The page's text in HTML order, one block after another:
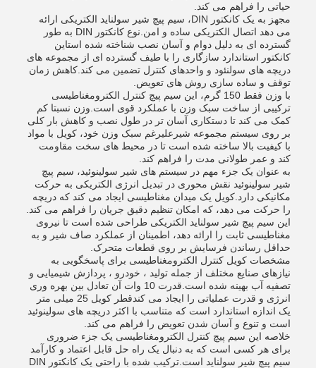
حیاتی را فراهم می کند.
مجهز به یک کانکتور DIN، سیم پیچ شیر سولناید الکتریکی ارائه
می دهد اتصال الکتریکی ساده و امن.نوع کانکتور DIN به طور
گسترده ای به دلیل دوام و آسان نصب شناخته شده استاین
کانکتور استاندارد سازگاری را با طیف گسترده ای از مجموعه های
دریچه های سولنئود و واحدهای کنترل تضمین می کند.کاهش زمان
توقف و ساده سازی روش های تعویض.
با وزن فقط 150 گرم، این سیم پیچ کنترل الکترومغناطیسی
ترکیبی از ساخت سبک وزن با عملکرد قوی است.وزن نسبتا کم
کمک می کند تا دستکاری آسان تر در طول نصب و کاهش بار کلی
بر روی سیستم مجموعه شیرعلیرغم سبک وزن خود، کویل با مواد
با کیفیت بالا ساخته شده است تا در محیط های سخت مقاومت
کند و عمر طولانی مدت را فراهم کند.
به عنوان یک جزء مهم در سیستم های شیر سولینوئید، سیم پیچ
شیر سولینوئید نقش محوری در تبدیل انرژی الکتریکی به حرکت
مکانیکی دارد.کویل یک میدان مغناطیسی ایجاد می کند که دریچه
را حرکت می دهد، که امکان تنظیم دقیق جریان را فراهم می کند.
این سیم پیچ شیر سولناید الکتریکی طراحی شده است تا نیروی
مغناطیسی ثابت را ارائه دهد، اطمینان از عملکرد صاف شیر و به
حداقل رساندن فرسایش بر روی قطعات متحرک.
مشخصات کویل کنترل الکترومغناطیسی برای پاسخگویی به
نیازهای صنایع مختلف از جمله تولید ، خودرو ، پردازش شیمیایی و
تصفیه آب بهینه شده است.قدرت 10 وات آن تعادل بین بهره وری
انرژی و قدرت عملیاتی را ایجاد می کندقطر کویل 25 میلی متر
یک اندازه استاندارد است که متناسب با اکثر دریچه های سولینوئید
است و تنوع و آسان شدن تعویض را فراهم می کند.
خلاصه این سیم پیچ کنترل الکترومغناطیسی یک جزء ضروری
برای هر کسی است که به دنبال یک راه حل قابل اعتماد و کارآمد
سیم پیچ شیر سولناید است.ترکیب شده با راحتی یک کانکتور DIN